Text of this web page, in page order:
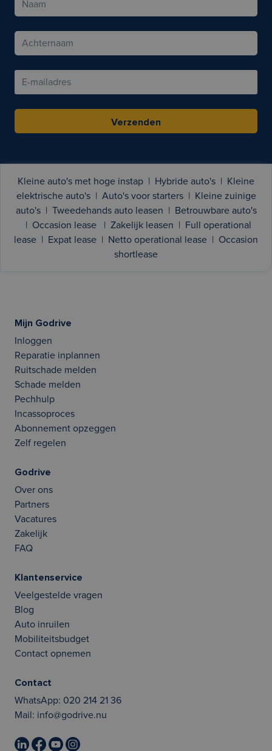
Verzenden
Kleine auto's met hoge instap Hybride auto's
Kleine
elektrische auto's
Auto's voor starters
Kleine zuinige
auto's
Tweedehands auto leasen
Betrouwbare auto's
Occasion lease Zakelijk leasen
Full operational
lease
Expat lease Netto operational lease
Occasion
shortlease
Mijn Godrive
Inloggen
Reparatie inplannen
Ruitschade melden
Schade melden
Pechhulp
Incassoproces
Abonnement opzeggen
Zelf regelen
Godrive
Over ons
Partners
Vacatures
Zakelijk
FAQ
Klantenservice
Veelgestelde vragen
Blog
Auto inruilen
Mobiliteitsbudget
Contact opnemen
Contact
WhatsApp: 020 214 21 36
Mail: info@godrive.nu